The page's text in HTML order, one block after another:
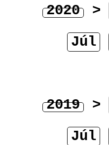
2020 >
Júl
2019 >
Júl